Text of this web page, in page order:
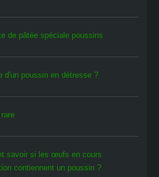
de pâtée spéciale poussins
d'un poussin en détresse ?
savoir si les œufs en cours
contiennent un poussin ?